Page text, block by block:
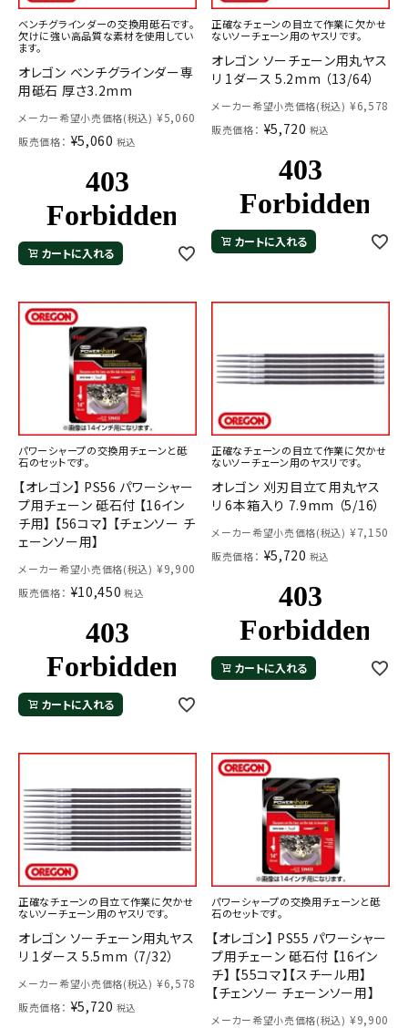
ベンチグラインダーの交換用砥石です。
欠けに強い高品質な素材を使用してい
ます。
オレゴン ベンチグラインダー専
用砥石 厚さ3.2mm
メーカー希望小売価格(税込) ¥5,060
販売価格： ¥5,060 税込
カートに入れる
正確なチェーンの目立て作業に欠かせ
ないソーチェーン用のヤスリです。
オレゴン ソーチェーン用丸ヤス
リ 1ダース 5.2mm （13/64）
メーカー希望小売価格(税込) ¥6,578
販売価格： ¥5,720 税込
カートに入れる
パワーシャープの交換用チェーンと砥
石のセットです。
【オレゴン】 PS56 パワーシャー
プ用チェーン 砥石付 【16イン
チ用】 【56コマ】 【チェンソー チ
ェーンソー用】
メーカー希望小売価格(税込) ¥9,900
販売価格： ¥10,450 税込
カートに入れる
正確なチェーンの目立て作業に欠かせ
ないソーチェーン用のヤスリです。
オレゴン 刈刃目立て用丸ヤス
リ 6本箱入り 7.9mm （5/16）
メーカー希望小売価格(税込) ¥7,150
販売価格： ¥5,720 税込
カートに入れる
正確なチェーンの目立て作業に欠かせ
ないソーチェーン用のヤスリです。
オレゴン ソーチェーン用丸ヤス
リ 1ダース 5.5mm （7/32）
メーカー希望小売価格(税込) ¥6,578
販売価格： ¥5,720 税込
パワーシャープの交換用チェーンと砥
石のセットです。
【オレゴン】 PS55 パワーシャー
プ用チェーン 砥石付 【16イン
チ】 【55コマ】【スチール用】
【チェンソー チェーンソー用】
メーカー希望小売価格(税込) ¥9,900